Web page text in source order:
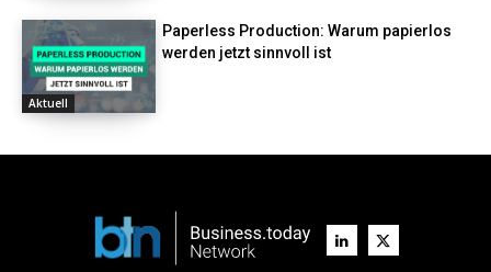
Aktuell
Paperless Production: Warum papierlos
werden jetzt sinnvoll ist